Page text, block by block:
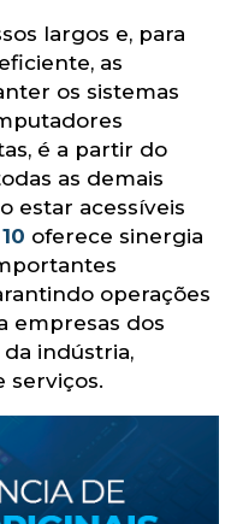
largos e, para
as
os sistemas
é a partir do
as demais
estar acessíveis
oferece sinergia
operações
empresas dos
indústria,
serviços.